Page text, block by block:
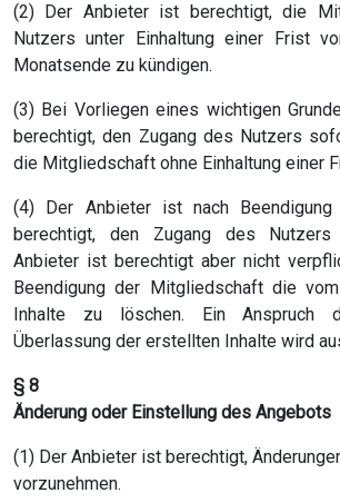
(2) Der Anbieter ist berechtigt, die
Nutzers unter Einhaltung einer Frist
Monatsende zu kündigen.
(3) Bei Vorliegen eines wichtigen
berechtigt, den Zugang des Nutzers
die Mitgliedschaft ohne Einhaltung einer
(4) Der Anbieter ist nach
berechtigt, den Zugang des
Anbieter ist berechtigt aber nicht
Beendigung der Mitgliedschaft die
Inhalte zu löschen. Ein Anspruch
Überlassung der erstellten Inhalte wird
§ 8
Änderung oder Einstellung des Angebots
(1) Der Anbieter ist berechtigt,
vorzunehmen.